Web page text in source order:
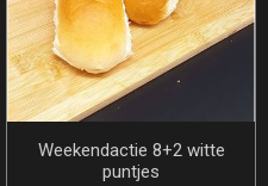
Weekendactie 8+2 witte
puntjes